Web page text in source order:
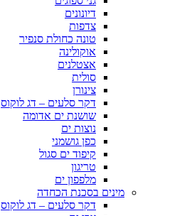
דיונונים
צדפות
טונה כחולת סנפיר
אוקולינה
אצטלנים
סולית
צינורן
דקר סלעים – דג לוקוס
שושנת ים אדומה
נוצות ים
כפן גושמני
קיפוד ים סגול
טריגון
מלפפון ים
מינים בסכנת הכחדה
דקר סלעים – דג לוקוס